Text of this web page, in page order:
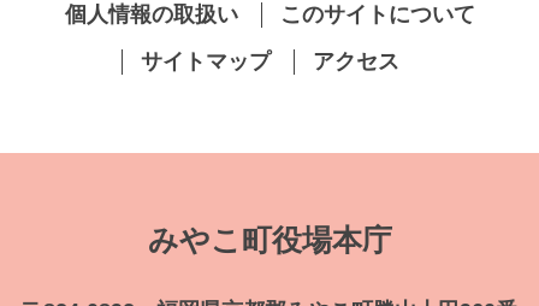
個人情報の取扱い
このサイトについて
サイトマップ
アクセス
みやこ町役場本庁